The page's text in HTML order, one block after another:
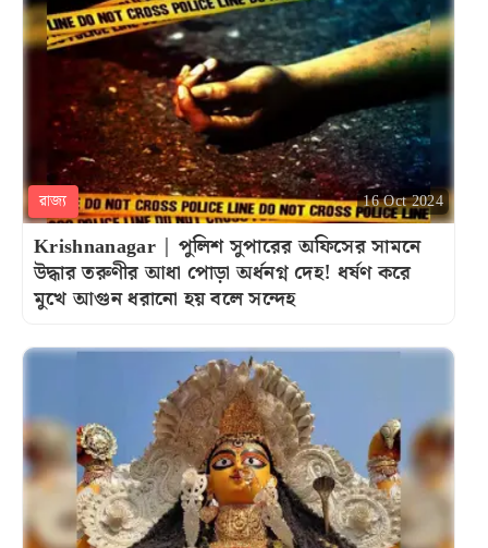
রাজ্য 16 Oct 2024
Krishnanagar | পুলিশ সুপারের অফিসের সামনে
উদ্ধার তরুণীর আধা পোড়া অর্ধনগ্ন দেহ! ধর্ষণ করে
মুখে আগুন ধরানো হয় বলে সন্দেহ